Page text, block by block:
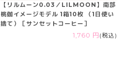
【リルムーン0.03／LILMOON】南部
桃伽イメージモデル 1箱10枚 （1日使い
捨て）［サンセットコーヒー］
1,760 円 (税込)